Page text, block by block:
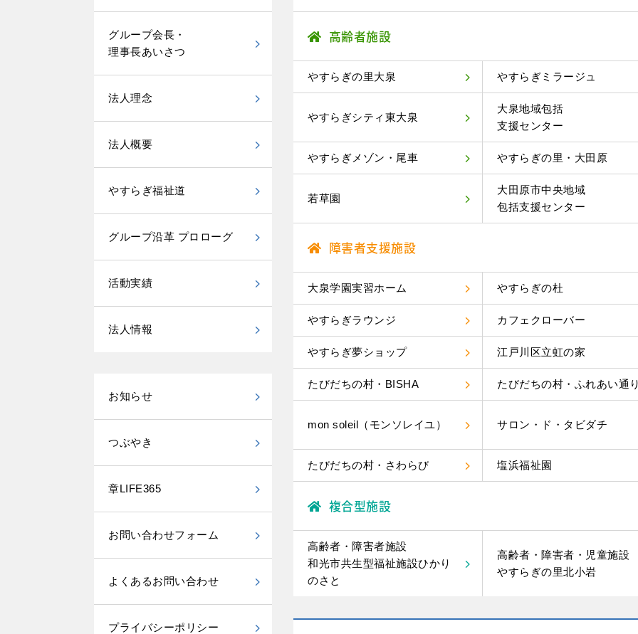
グループ会長・
理事長あいさつ
法人理念
法人概要
やすらぎ福祉道
グループ沿革 プロローグ
活動実績
法人情報
お知らせ
つぶやき
章LIFE365
お問い合わせフォーム
よくあるお問い合わせ
プライバシーポリシー
高齢者施設
やすらぎの里大泉 やすらぎミラージュ
やすらぎシティ東大泉
大泉地域包括
支援センター
やすらぎメゾン・尾車 やすらぎの里・大田原
若草園
大田原市中央地域
包括支援センター
障害者支援施設
大泉学園実習ホーム やすらぎの杜
やすらぎラウンジ カフェクローバー
やすらぎ夢ショップ 江戸川区立虹の家
たびだちの村・BISHA たびだちの村・ふれあい通り
mon soleil（モンソレイユ） サロン・ド・タビダチ
たびだちの村・さわらび 塩浜福祉園
複合型施設
高齢者・障害者施設
和光市共生型福祉施設ひかり
のさと
高齢者・障害者・児童施設
やすらぎの里北小岩